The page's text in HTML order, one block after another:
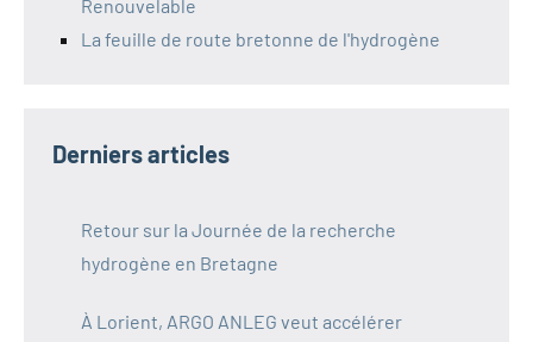
Renouvelable
La feuille de route bretonne de l'hydrogène
Derniers articles
Retour sur la Journée de la recherche
hydrogène en Bretagne
À Lorient, ARGO ANLEG veut accélérer